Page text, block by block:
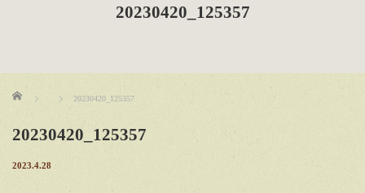
20230420_125357
ホーム 20230420_125357
20230420_125357
2023.4.28